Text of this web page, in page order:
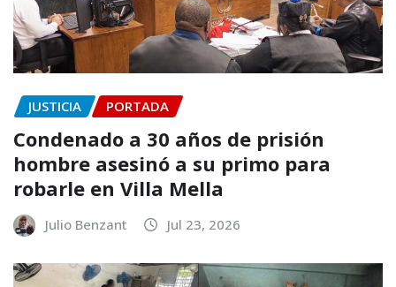
JUSTICIA PORTADA
Condenado a 30 años de prisión
hombre asesinó a su primo para
robarle en Villa Mella
Julio Benzant Jul 23, 2026